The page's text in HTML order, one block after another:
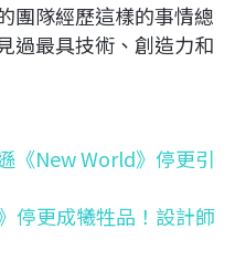
團隊經歷這樣的事情總
過最具技術、創造力和
《New World》停更引
停更成犧牲品！設計師